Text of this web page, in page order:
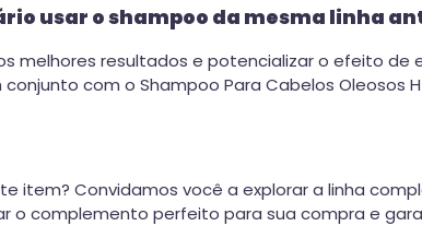
usar o shampoo da mesma linha
melhores resultados e potencializar o efeito
conjunto com o Shampoo Para Cabelos Oleosos
item? Convidamos você a explorar a linha
o complemento perfeito para sua compra e